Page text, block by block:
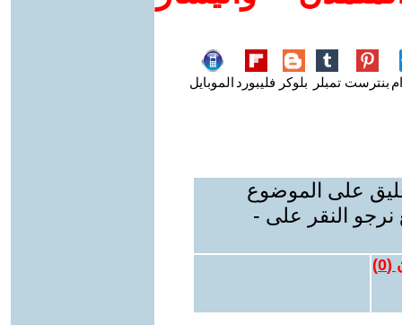
بنترست تمبلر بلوكر فليبورد الموبايل
على الموضوع
نرجو النقر على -
(
0
)